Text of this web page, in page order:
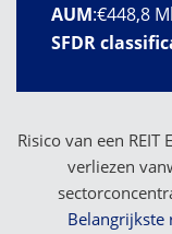
AUM:€448,8
SFDR
Risico van een
verliezen
Belangrijkste